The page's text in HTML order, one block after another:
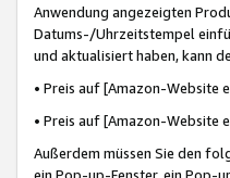
Anwendung angezeigten
Datums-/Uhrzeitstempel
und aktualisiert haben, kann
• Preis auf [Amazon-Website
• Preis auf [Amazon-Website
Außerdem müssen Sie den
ein Pop-up-Fenster, ein Pop-